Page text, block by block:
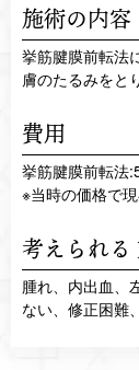
施術の内容
挙筋腱膜前転法
膚のたるみをと
費用
挙筋腱膜前転法
※当時の価格で
考えられる
腫れ、内出血、
ない、修正困難